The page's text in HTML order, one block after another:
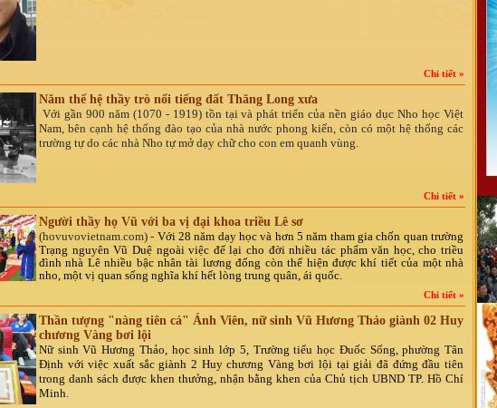
Chi tiết »
Năm thế hệ thầy trò nổi tiếng đất Thăng Long xưa
Với gần 900 năm (1070 - 1919) tồn tại và phát triển của nền giáo dục Nho học Việt
Nam, bên cạnh hệ thống đào tạo của nhà nước phong kiến, còn có một hệ thống các
trường tự do các nhà Nho tự mở dạy chữ cho con em quanh vùng.
Chi tiết »
Người thầy họ Vũ với ba vị đại khoa triều Lê sơ
(hovuvovietnam.com) - Với 28 năm dạy học và hơn 5 năm tham gia chốn quan trường
Trạng nguyên Vũ Duệngoài việc để lại cho đời nhiều tác phẩm văn học, cho triều
đình nhà Lê nhiều bậc nhân tài lương đống còn thể hiện được khí tiết của một nhà
nho, một vị quan sống nghĩa khí hết lòng trung quân, ái quốc.
Chi tiết »
Thần tượng "nàng tiên cá" Ánh Viên, nữ sinh Vũ Hương Thảo giành 02 Huy
chương Vàng bơi lội
Nữ sinh Vũ Hương Thảo, học sinh lớp 5, Trường tiểu học Đuốc Sống, phường Tân
Định với việc xuất sắc giành 2 Huy chương Vàng bơi lội tại giải đã đứng đầu tiên
trong danh sách được khen thưởng, nhận bằng khen của Chủ tịch UBND TP. Hồ Chí
Minh.